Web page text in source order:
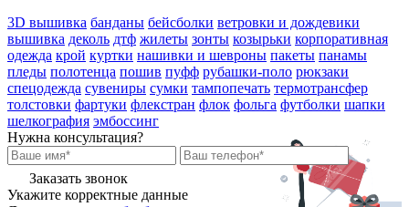
3D вышивка банданы бейсболки ветровки и дождевики
вышивка деколь дтф жилеты зонты козырьки корпоративная
одежда крой куртки нашивки и шевроны пакеты панамы
пледы полотенца пошив пуфф рубашки-поло рюкзаки
спецодежда сувениры сумки тампопечать термотрансфер
толстовки фартуки флекстран флок фольга футболки шапки
шелкография эмбоссинг
Нужна консультация?
Заказать звонок
Укажите корректные данные